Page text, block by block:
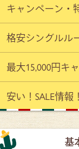
キャンペーン・
格安シングルル
最大15,000円キ
安い！SALE情報！
基